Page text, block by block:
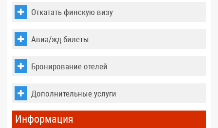
Откатать финскую визу
Авиа/жд билеты
Бронирование отелей
Дополнительные услуги
Информация